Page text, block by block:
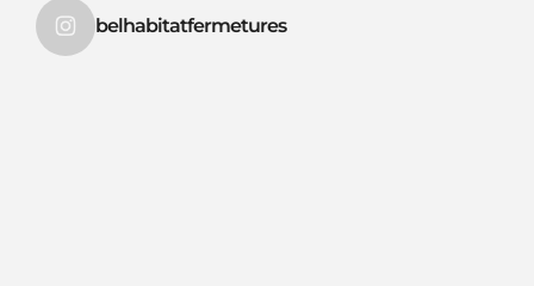
belhabitatfermetures